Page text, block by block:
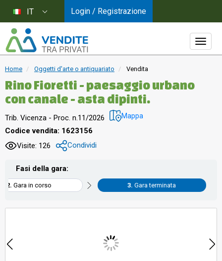
Home Oggetti d'arte o antiquariato Vendita
Rino Fioretti - paesaggio urbano
con canale - asta dipinti.
Trib. Vicenza - Proc. n.11/2026 Mappa
Codice vendita: 1623156
Visite: 126
Condividi
Fasi della gara:
Gara in corso Gara terminata
IT Login / Registrazione